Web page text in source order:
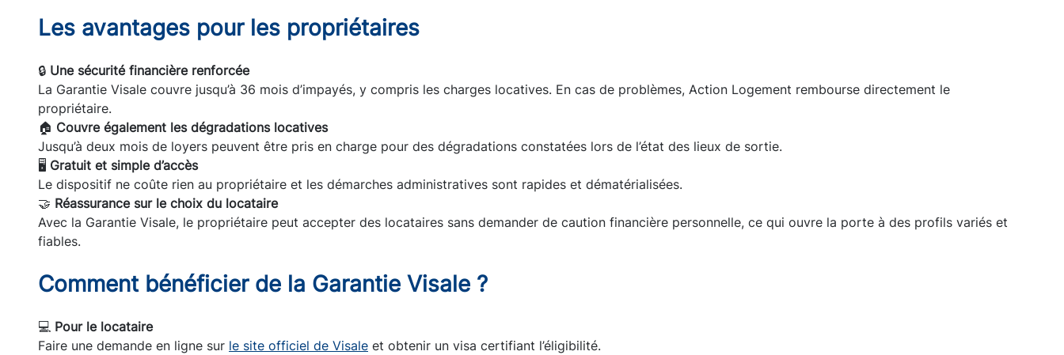
Les avantages pour les propriétaires
🔒 Une sécurité financière renforcée
La Garantie Visale couvre jusqu’à 36 mois d’impayés, y compris les charges locatives. En cas de problèmes, Action Logement rembourse directement le
propriétaire.
🏠 Couvre également les dégradations locatives
Jusqu’à deux mois de loyers peuvent être pris en charge pour des dégradations constatées lors de l’état des lieux de sortie.
🖥️ Gratuit et simple d’accès
Le dispositif ne coûte rien au propriétaire et les démarches administratives sont rapides et dématérialisées.
🤝 Réassurance sur le choix du locataire
Avec la Garantie Visale, le propriétaire peut accepter des locataires sans demander de caution financière personnelle, ce qui ouvre la porte à des profils variés et
fiables.
Comment bénéficier de la Garantie Visale ?
💻 Pour le locataire
Faire une demande en ligne sur le site officiel de Visale et obtenir un visa certifiant l’éligibilité.